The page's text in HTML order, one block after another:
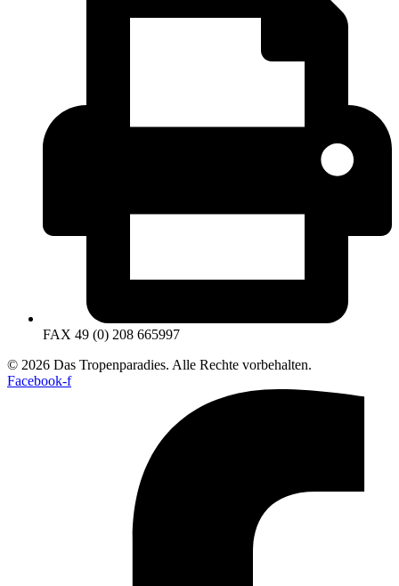
FAX 49 (0) 208 665997
© 2026 Das Tropenparadies. Alle Rechte vorbehalten.
Facebook-f